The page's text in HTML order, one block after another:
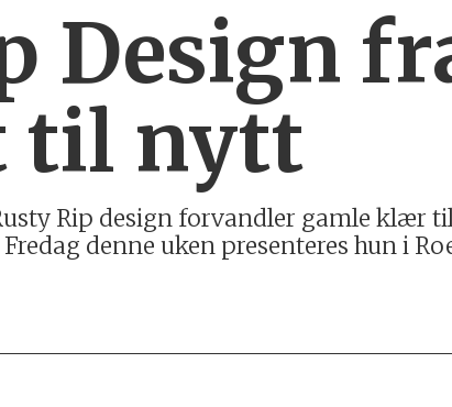
Design
til nytt
Rip design forvandler gamle klær
denne uken presenteres hun i